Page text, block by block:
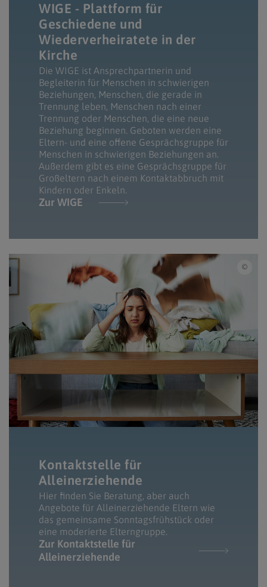
WIGE - Plattform für
Geschiedene und
Wiederverheiratete in der
Kirche
Die WIGE ist Ansprechpartnerin und
Begleiterin für Menschen in schwierigen
Beziehungen, Menschen, die gerade in
Trennung leben, Menschen nach einer
Trennung oder Menschen, die eine neue
Beziehung beginnen. Geboten werden eine
Eltern- und eine offene Gesprächsgruppe für
Menschen in schwierigen Beziehungen an.
Außerdem gibt es eine Gesprächsgruppe für
Großeltern nach einem Kontaktabbruch mit
Kindern oder Enkeln.
Zur WIGE
Kontaktstelle für
Alleinerziehende
Hier finden Sie Beratung, aber auch
Angebote für Alleinerziehende Eltern wie
das gemeinsame Sonntagsfrühstück oder
eine moderierte Elterngruppe.
Zur Kontaktstelle für
Alleinerziehende